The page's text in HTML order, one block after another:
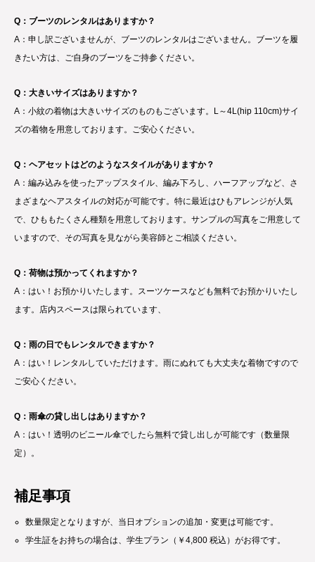
Q：ブーツのレンタルはありますか？
A：申し訳ございませんが、ブーツのレンタルはございません。ブーツを履
きたい方は、ご自身のブーツをご持参ください。
Q：大きいサイズはありますか？
A：小紋の着物は大きいサイズのものもございます。L～4L(hip 110cm)サイ
ズの着物を用意しております。ご安心ください。
Q：ヘアセットはどのようなスタイルがありますか？
A：編み込みを使ったアップスタイル、編み下ろし、ハーフアップなど、さ
まざまなヘアスタイルの対応が可能です。特に最近はひもアレンジが人気
で、ひももたくさん種類を用意しております。サンプルの写真をご用意して
いますので、その写真を見ながら美容師とご相談ください。
Q：荷物は預かってくれますか？
A：はい！お預かりいたします。スーツケースなども無料でお預かりいたし
ます。店内スペースは限られています、
Q：雨の日でもレンタルできますか？
A：はい！レンタルしていただけます。雨にぬれても大丈夫な着物ですので
ご安心ください。
Q：雨傘の貸し出しはありますか？
A：はい！透明のビニール傘でしたら無料で貸し出しが可能です（数量限
定）。
補足事項
数量限定となりますが、当日オプションの追加・変更は可能です。
学生証をお持ちの場合は、学生プラン（￥4,800 税込）がお得です。